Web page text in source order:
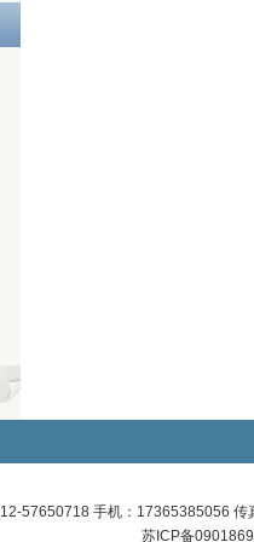
57650718 手机：17365385056
苏ICP备